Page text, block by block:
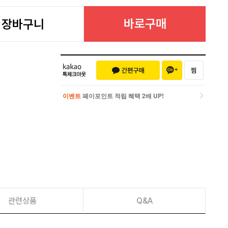
장바구니 바로구매
이벤트 페이포인트 적립 혜택 2배 UP!
관련상품 Q&A